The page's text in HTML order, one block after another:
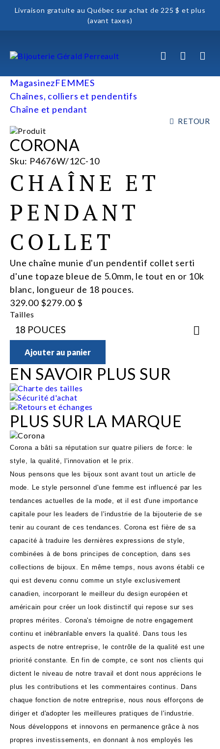
Livraison gratuite au Québec sur achat de 225 $ et plus
(avant taxes)
MagasinezFEMMES
Chaînes, colliers et pendentifs
Chaîne et pendant
RETOUR
CORONA
Sku: P4676W/12C-10
CHAÎNE ET
PENDANT
COLLET
Une chaîne munie d'un pendentif collet serti
d'une topaze bleue de 5.0mm, le tout en or 10k
blanc, longueur de 18 pouces.
329.00 $279.00 $
Tailles
Ajouter au panier
EN SAVOIR PLUS SUR
Charte des tailles
Sécurité d'achat
Retours et échanges
PLUS SUR LA MARQUE
Corona a bâti sa réputation sur quatre piliers de force: le
style, la qualité, l'innovation et le prix.
Nous pensons que les bijoux sont avant tout un article de
mode. Le style personnel d'une femme est influencé par les
tendances actuelles de la mode, et il est d'une importance
capitale pour les leaders de l'industrie de la bijouterie de se
tenir au courant de ces tendances. Corona est fière de sa
capacité à traduire les dernières expressions de style,
combinées à de bons principes de conception, dans ses
collections de bijoux. En même temps, nous avons établi ce
qui est devenu connu comme un style exclusivement
canadien, incorporant le meilleur du design européen et
américain pour créer un look distinctif qui repose sur ses
propres mérites. Corona's témoigne de notre engagement
continu et inébranlable envers la qualité. Dans tous les
aspects de notre entreprise, le contrôle de la qualité est une
priorité constante. En fin de compte, ce sont nos clients qui
dictent le niveau de notre travail et dont nous apprécions le
plus les contributions et les commentaires continus. Dans
chaque fonction de notre entreprise, nous nous efforçons de
diriger et d'adopter les meilleures pratiques de l'industrie.
Nous développons et innovons en permanence grâce à nos
propres investissements, en donnant à nos employés les